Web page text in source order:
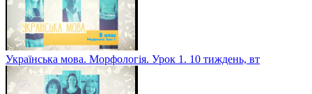
Українська мова. Морфологія. Урок 1. 10 тиждень, вт